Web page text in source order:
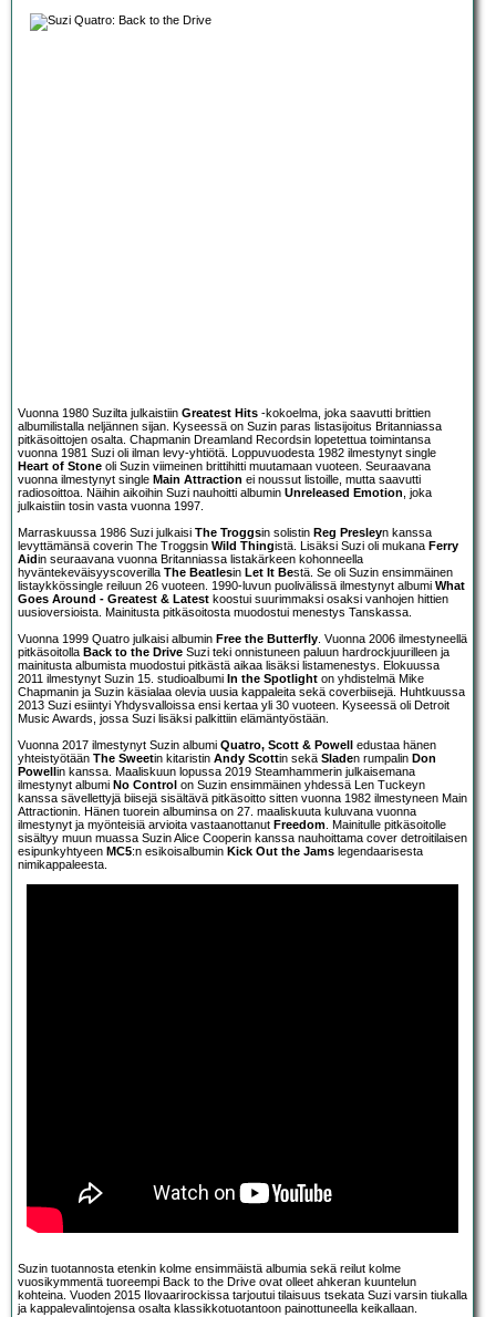
Vuonna 1980 Suzilta julkaistiin Greatest Hits -kokoelma, joka saavutti brittien
albumilistalla neljännen sijan. Kyseessä on Suzin paras listasijoitus Britanniassa
pitkäsoittojen osalta. Chapmanin Dreamland Recordsin lopetettua toimintansa
vuonna 1981 Suzi oli ilman levy-yhtiötä. Loppuvuodesta 1982 ilmestynyt single
Heart of Stone oli Suzin viimeinen brittihitti muutamaan vuoteen. Seuraavana
vuonna ilmestynyt single Main Attraction ei noussut listoille, mutta saavutti
radiosoittoa. Näihin aikoihin Suzi nauhoitti albumin Unreleased Emotion, joka
julkaistiin tosin vasta vuonna 1997.
Marraskuussa 1986 Suzi julkaisi The Troggsin solistin Reg Presleyn kanssa
levyttämänsä coverin The Troggsin Wild Thingistä. Lisäksi Suzi oli mukana Ferry
Aidin seuraavana vuonna Britanniassa listakärkeen kohonneella
hyväntekeväisyyscoverilla The Beatlesin Let It Bestä. Se oli Suzin ensimmäinen
listaykkössingle reiluun 26 vuoteen. 1990-luvun puolivälissä ilmestynyt albumi What
Goes Around - Greatest & Latest koostui suurimmaksi osaksi vanhojen hittien
uusioversioista. Mainitusta pitkäsoitosta muodostui menestys Tanskassa.
Vuonna 1999 Quatro julkaisi albumin Free the Butterfly. Vuonna 2006 ilmestyneellä
pitkäsoitolla Back to the Drive Suzi teki onnistuneen paluun hardrockjuurilleen ja
mainitusta albumista muodostui pitkästä aikaa lisäksi listamenestys. Elokuussa
2011 ilmestynyt Suzin 15. studioalbumi In the Spotlight on yhdistelmä Mike
Chapmanin ja Suzin käsialaa olevia uusia kappaleita sekä coverbiisejä. Huhtkuussa
2013 Suzi esiintyi Yhdysvalloissa ensi kertaa yli 30 vuoteen. Kyseessä oli Detroit
Music Awards, jossa Suzi lisäksi palkittiin elämäntyöstään.
Vuonna 2017 ilmestynyt Suzin albumi Quatro, Scott & Powell
edustaa hänen
yhteistyötään The Sweetin kitaristin Andy Scottin sekä Sladen rumpalin Don
Powell in kanssa. Maaliskuun lopussa 2019 Steamhammerin julkaisemana
ilmestynyt albumi No Control on Suzin ensimmäinen yhdessä Len Tuckeyn
kanssa sävellettyjä biisejä sisältävä pitkäsoitto sitten vuonna 1982 ilmestyneen Main
Attractionin. Hänen tuorein albuminsa on 27. maaliskuuta kuluvana vuonna
ilmestynyt ja myönteisiä arvioita vastaanottanut Freedom. Mainitulle pitkäsoitolle
sisältyy muun muassa Suzin Alice Cooperin kanssa nauhoittama cover detroitilaisen
esipunkyhtyeen MC5:n esikoisalbumin Kick Out the Jams legendaarisesta
nimikappaleesta.
Suzin tuotannosta etenkin kolme ensimmäistä albumia sekä reilut kolme
vuosikymmentä tuoreempi Back to the Drive ovat olleet ahkeran kuuntelun
kohteina. Vuoden 2015 Ilovaarirockissa tarjoutui tilaisuus tsekata Suzi varsin tiukalla
ja kappalevalintojensa osalta klassikkotuotantoon painottuneella keikallaan.